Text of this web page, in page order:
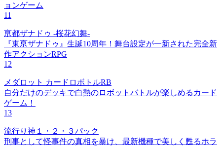
ョンゲーム
11
亰都ザナドゥ -桜花幻舞-
『東亰ザナドゥ』生誕10周年！舞台設定が一新された完全新
作アクションRPG
12
メダロット カードロボトルRB
自分だけのデッキで白熱のロボットバトルが楽しめるカード
ゲーム！
13
流行り神１・２・３パック
刑事として怪事件の真相を暴け、最新機種で美しく甦るホラ